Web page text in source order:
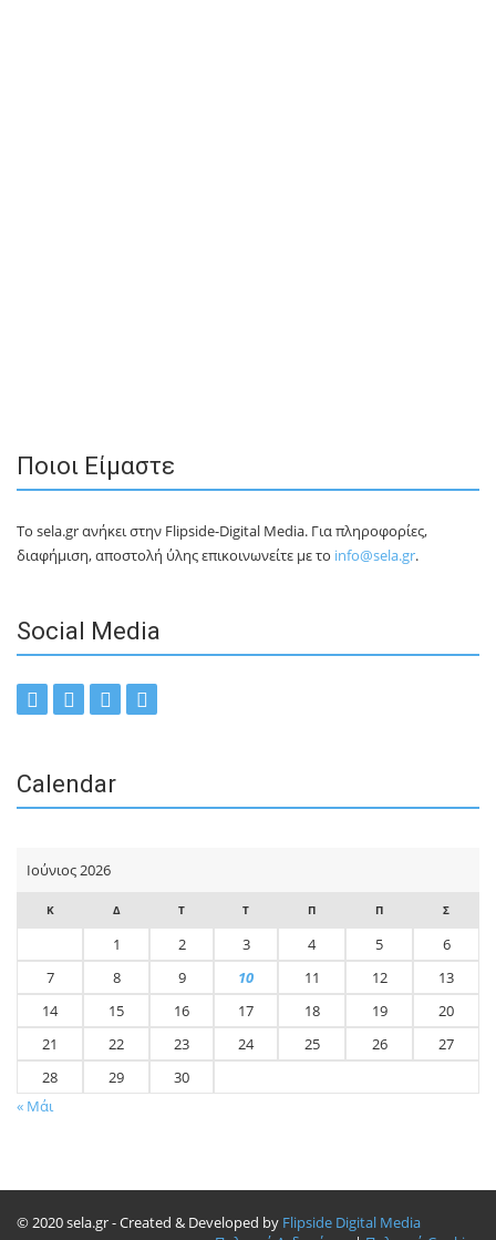
Ποιοι Είμαστε
Το sela.gr ανήκει στην Flipside-Digital Media. Για πληροφορίες,
διαφήμιση, αποστολή ύλης επικοινωνείτε με το info@sela.gr.
Social Media
Calendar
Ιούνιος 2026
Κ Δ Τ Τ Π Π Σ
1 2 3 4 5
6
7
8 9 10 11 12
13
14
15 16 17 18 19
20
21
22 23 24 25 26
27
28
29
30
« Μάι
© 2020 sela.gr - Created & Developed by Flipside Digital Media